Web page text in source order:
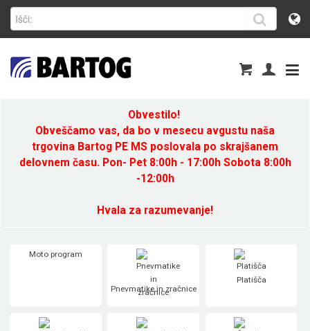
Obvestilo!
Obveščamo vas, da bo v mesecu avgustu naša
trgovina Bartog PE MS poslovala po skrajšanem
delovnem času. Pon- Pet 8:00h - 17:00h Sobota 8:00h
-12:00h
Hvala za razumevanje!
Moto program
Pnevmatike in zračnice
Platišča